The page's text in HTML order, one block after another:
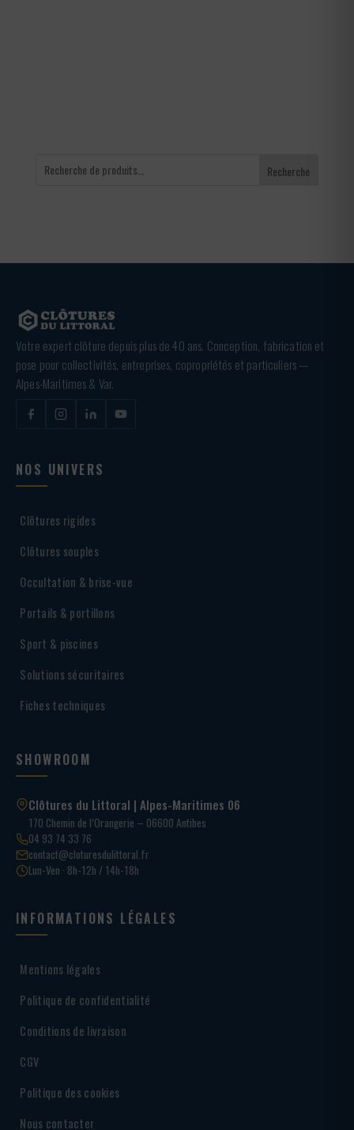
Recherche
Votre expert clôture depuis plus de 40 ans. Conception, fabrication et
pose pour collectivités, entreprises, copropriétés et particuliers —
Alpes-Maritimes & Var.
NOS UNIVERS
Clôtures rigides
Clôtures souples
Occultation & brise-vue
Portails & portillons
Sport & piscines
Solutions sécuritaires
Fiches techniques
SHOWROOM
Clôtures du Littoral | Alpes-Maritimes 06
170 Chemin de l’Orangerie – 06600 Antibes
04 93 74 33 76
contact@cloturesdulittoral.fr
Lun-Ven · 8h-12h / 14h-18h
INFORMATIONS LÉGALES
Mentions légales
Politique de confidentialité
Conditions de livraison
CGV
Politique des cookies
Nous contacter